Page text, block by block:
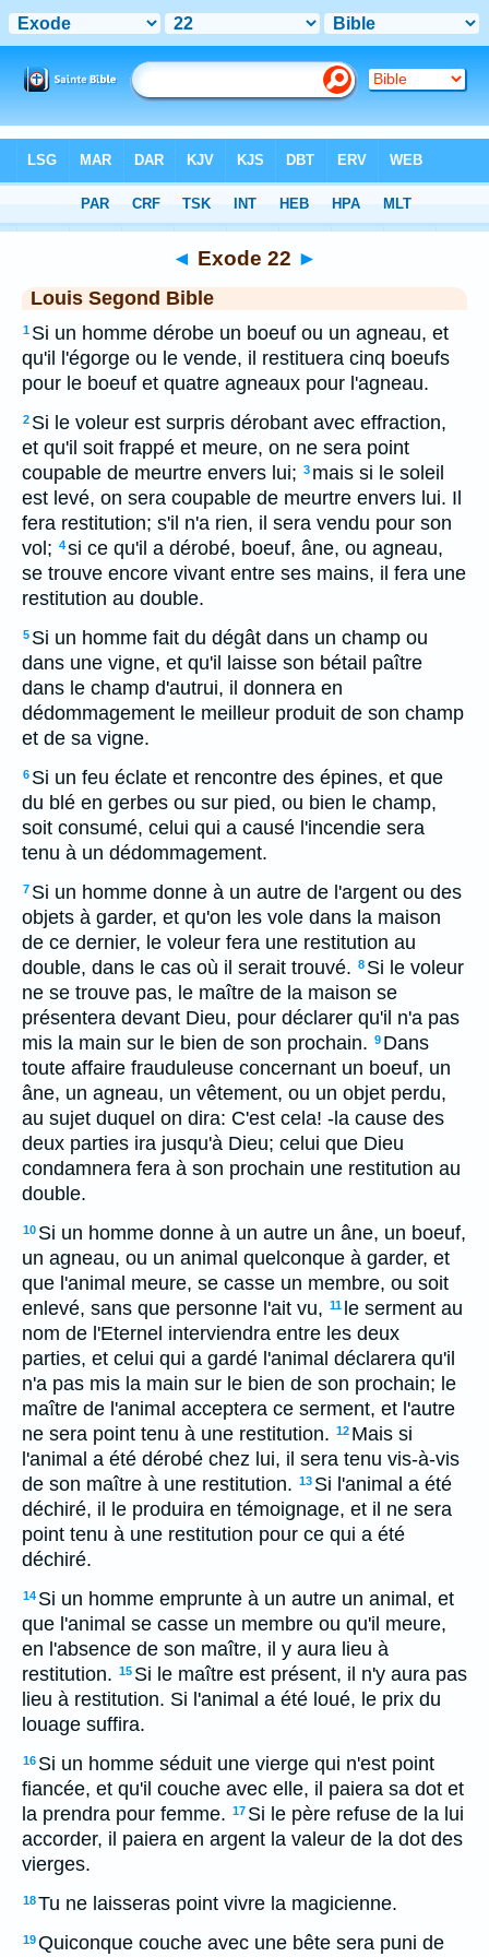
> Exode 22
◄ Exode 22 ►
Louis Segond Bible
1 Si un homme dérobe un boeuf ou un agneau, et
qu'il l'égorge ou le vende, il restituera cinq boeufs
pour le boeuf et quatre agneaux pour l'agneau.
2 Si le voleur est surpris dérobant avec effraction,
et qu'il soit frappé et meure, on ne sera point
coupable de meurtre envers lui; 3 mais si le soleil
est levé, on sera coupable de meurtre envers lui. Il
fera restitution; s'il n'a rien, il sera vendu pour son
vol; 4si ce qu'il a dérobé, boeuf, âne, ou agneau,
se trouve encore vivant entre ses mains, il fera une
restitution au double.
5 Si un homme fait du dégât dans un champ ou
dans une vigne, et qu'il laisse son bétail paître
dans le champ d'autrui, il donnera en
dédommagement le meilleur produit de son champ
et de sa vigne.
6 Si un feu éclate et rencontre des épines, et que
du blé en gerbes ou sur pied, ou bien le champ,
soit consumé, celui qui a causé l'incendie sera
tenu à un dédommagement.
7 Si un homme donne à un autre de l'argent ou des
objets à garder, et qu'on les vole dans la maison
de ce dernier, le voleur fera une restitution au
double, dans le cas où il serait trouvé. 8 Si le voleur
ne se trouve pas, le maître de la maison se
présentera devant Dieu, pour déclarer qu'il n'a pas
mis la main sur le bien de son prochain. 9 Dans
toute affaire frauduleuse concernant un boeuf, un
âne, un agneau, un vêtement, ou un objet perdu,
au sujet duquel on dira: C'est cela! -la cause des
deux parties ira jusqu'à Dieu; celui que Dieu
condamnera fera à son prochain une restitution au
double.
10 Si un homme donne à un autre un âne, un boeuf,
un agneau, ou un animal quelconque à garder, et
que l'animal meure, se casse un membre, ou soit
enlevé, sans que personne l'ait vu, 11 le serment au
nom de l'Eternel interviendra entre les deux
parties, et celui qui a gardé l'animal déclarera qu'il
n'a pas mis la main sur le bien de son prochain; le
maître de l'animal acceptera ce serment, et l'autre
ne sera point tenu à une restitution. 12 Mais si
l'animal a été dérobé chez lui, il sera tenu vis-à-vis
de son maître à une restitution. 13 Si l'animal a été
déchiré, il le produira en témoignage, et il ne sera
point tenu à une restitution pour ce qui a été
déchiré.
14 Si un homme emprunte à un autre un animal, et
que l'animal se casse un membre ou qu'il meure,
en l'absence de son maître, il y aura lieu à
restitution. 15 Si le maître est présent, il n'y aura pas
lieu à restitution. Si l'animal a été loué, le prix du
louage suffira.
16 Si un homme séduit une vierge qui n'est point
fiancée, et qu'il couche avec elle, il paiera sa dot et
la prendra pour femme. 17 Si le père refuse de la lui
accorder, il paiera en argent la valeur de la dot des
vierges.
18Tu ne laisseras point vivre la magicienne.
19Quiconque couche avec une bête sera puni de